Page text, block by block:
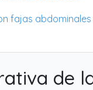
fajas abdominales
de